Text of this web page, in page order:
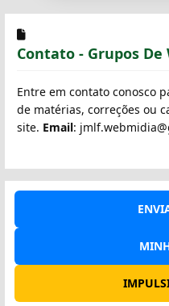
Contato - Grupos De
Entre em contato conosco
de matérias, correções ou
site. Email: